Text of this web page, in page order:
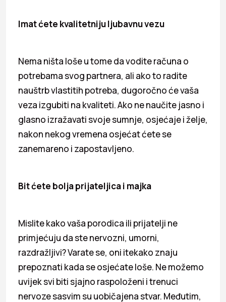
Imat ćete kvalitetniju ljubavnu vezu
Nema ništa loše u tome da vodite računa o
potrebama svog partnera, ali ako to radite
nauštrb vlastitih potreba, dugoročno će vaša
veza izgubiti na kvaliteti. Ako ne naučite jasno i
glasno izražavati svoje sumnje, osjećaje i želje,
nakon nekog vremena osjećat ćete se
zanemareno i zapostavljeno.
Bit ćete bolja prijateljica i majka
Mislite kako vaša porodica ili prijatelji ne
primjećuju da ste nervozni, umorni,
razdražljivi? Varate se, oni itekako znaju
prepoznati kada se osjećate loše. Ne možemo
uvijek svi biti sjajno raspoloženi i trenuci
nervoze sasvim su uobičajena stvar. Međutim,